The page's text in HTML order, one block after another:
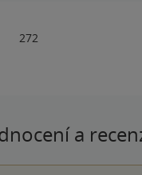
272
a